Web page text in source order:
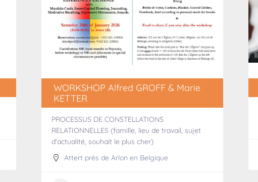
WORKSHOP Alfred GROFF & Marie
KETTER
PROCESSUS DE CONSTELLATIONS
RELATIONNELLES (famille, lieu de travail, sujet
d'actualité, souhait le plus cher)
Attert près de Arlon en Belgique